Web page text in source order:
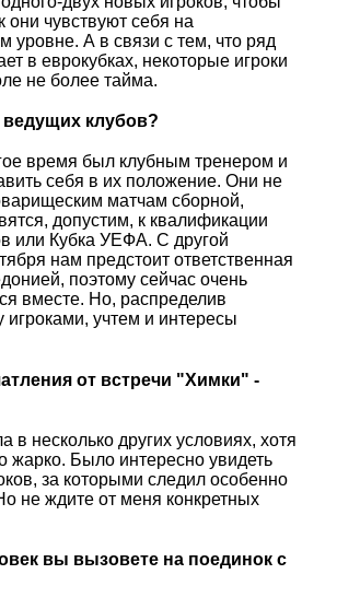
они чувствуют себя на
уровне. А в связи с тем, что ряд
в еврокубках, некоторые игроки
не более тайма.
клубов?
время был клубным тренером и
себя в их положение. Они не
матчам сборной,
допустим, к квалификации
или Кубка УЕФА. С другой
нам предстоит ответственная
поэтому сейчас очень
вместе. Но, распределив
игроками, учтем и интересы
от встречи "Химки" -
в несколько других условиях, хотя
жарко. Было интересно увидеть
за которыми следил особенно
не ждите от меня конкретных
вы вызовете на поединок с